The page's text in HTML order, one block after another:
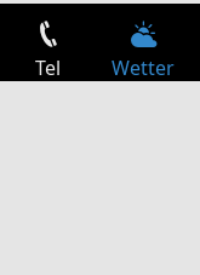
Tel Wetter